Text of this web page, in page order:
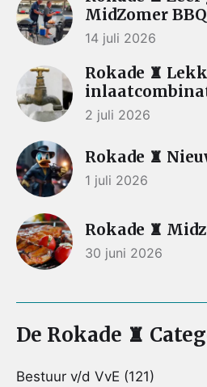
MidZomer BBQ
14 juli 2026
Rokade ♜
2 juli 2026
Rokade ♜
1 juli 2026
Rokade ♜
30 juni 2026
De Rokade ♜
Bestuur v/d VvE (121)